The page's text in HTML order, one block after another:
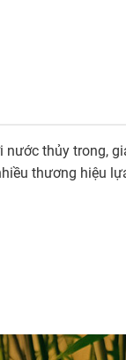
thủy trong,
thương hiệu